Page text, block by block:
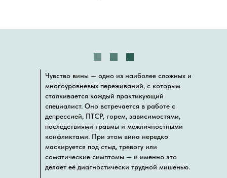
Чувство вины — одно из наиболее сложных и
многоуровневых переживаний, с которым
сталкивается каждый практикующий
специалист. Оно встречается в работе с
депрессией, ПТСР, горем, зависимостями,
последствиями травмы и межличностными
конфликтами. При этом вина нередко
маскируется под стыд, тревогу или
соматические симптомы — и именно это
делает её диагностически трудной мишенью.